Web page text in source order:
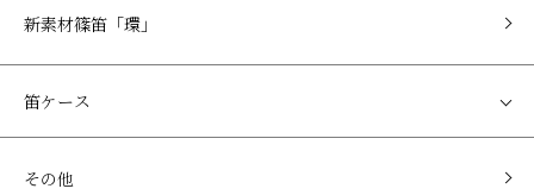
新素材篠笛「環」
笛ケース
その他